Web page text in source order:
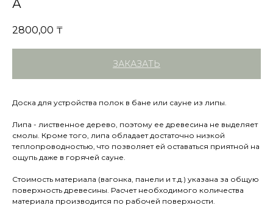
А
2800,00 ₸
ЗАКАЗАТЬ
Доска для устройства полок в бане или сауне из липы.
Липа - лиственное дерево, поэтому ее древесина не выделяет
смолы. Кроме того, липа обладает достаточно низкой
теплопроводностью, что позволяет ей оставаться приятной на
ощупь даже в горячей сауне.
Стоимость материала (вагонка, панели и т.д.) указана за общую
поверхность древесины. Расчет необходимого количества
материала производится по рабочей поверхности.